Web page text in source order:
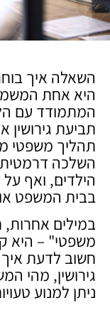
השאלה איך
היא אחת
המתמודד עם
תביעת גירושין
תהליך משפטי
השלכה
הילדים, ואף
בבית המשפט או
במילים אחרות,
משפטי" – היא
חשוב לדעת
גירושין, מהי
ניתן למנוע